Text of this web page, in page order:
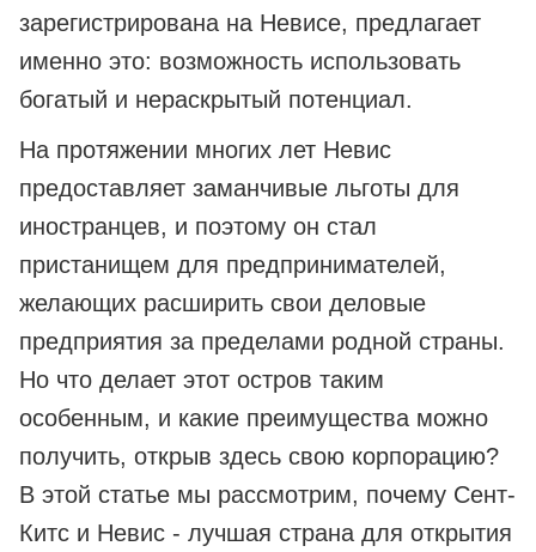
зарегистрирована на Невисе, предлагает
именно это: возможность использовать
богатый и нераскрытый потенциал.
На протяжении многих лет Невис
предоставляет заманчивые льготы для
иностранцев, и поэтому он стал
пристанищем для предпринимателей,
желающих расширить свои деловые
предприятия за пределами родной страны.
Но что делает этот остров таким
особенным, и какие преимущества можно
получить, открыв здесь свою корпорацию?
В этой статье мы рассмотрим, почему Сент-
Китс и Невис - лучшая страна для открытия